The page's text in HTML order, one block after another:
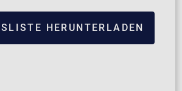
HERUNTERLADEN